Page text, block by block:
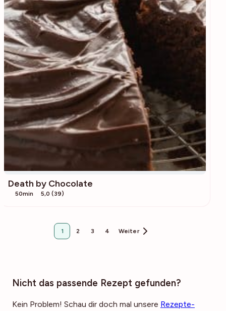
Death by Chocolate
50min 5,0 (39)
1 2 3 4 Weiter
Nicht das passende Rezept gefunden?
Kein Problem! Schau dir doch mal unsere Rezepte-